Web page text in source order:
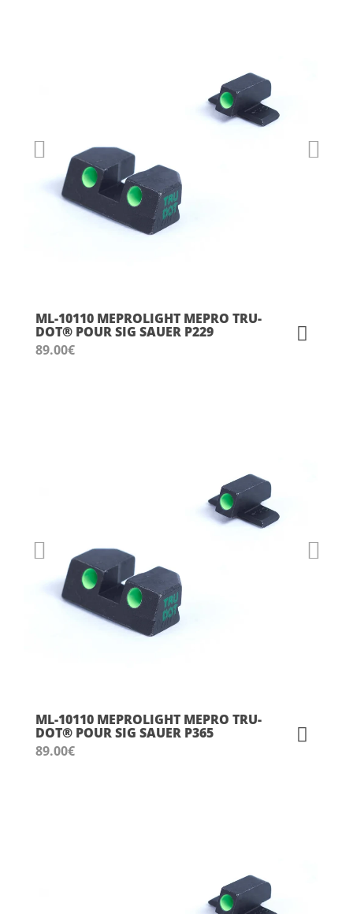
ML-10110 MEPROLIGHT MEPRO TRU-
DOT® POUR SIG SAUER P229
89.00€
ML-10110 MEPROLIGHT MEPRO TRU-
DOT® POUR SIG SAUER P365
89.00€